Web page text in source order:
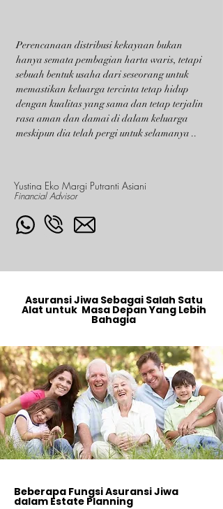
Perencanaan distribusi kekayaan bukan
hanya semata pembagian harta waris, tetapi
sebuah bentuk usaha dari seseorang untuk
memastikan keluarga tercinta tetap hidup
dengan kualitas yang sama dan tetap terjalin
rasa aman dan damai di dalam keluarga
meskipun dia telah pergi untuk selamanya ..
Yustina Eko Margi Putranti Asiani
Financial Advisor
Asuransi Jiwa Sebagai Salah Satu
Alat untuk Masa Depan Yang Lebih
Bahagia
Beberapa Fungsi Asuransi Jiwa
dalam Estate Planning